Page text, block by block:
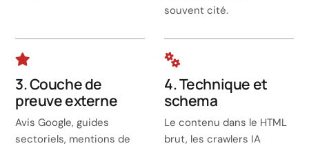
souvent cité.
3. Couche de
preuve externe
Avis Google, guides
sectoriels, mentions de
4. Technique et
schema
Le contenu dans le HTML
brut, les crawlers IA